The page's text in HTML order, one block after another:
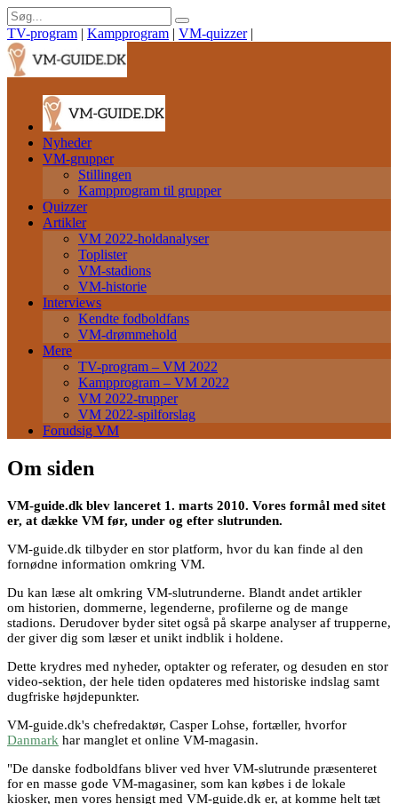
TV-program | Kampprogram | VM-quizzer |
Nyheder
VM-grupper
Stillingen
Kampprogram til grupper
Quizzer
Artikler
VM 2022-holdanalyser
Toplister
VM-stadions
VM-historie
Interviews
Kendte fodboldfans
VM-drømmehold
Mere
TV-program – VM 2022
Kampprogram – VM 2022
VM 2022-trupper
VM 2022-spilforslag
Forudsig VM
Om siden
VM-guide.dk blev lanceret 1. marts 2010. Vores formål med sitet
er, at dække VM før, under og efter slutrunden.
VM-guide.dk tilbyder en stor platform, hvor du kan finde al den
fornødne information omkring VM.
Du kan læse alt omkring VM-slutrunderne. Blandt andet artikler
om historien, dommerne, legenderne, profilerne og de mange
stadions. Derudover byder sitet også på skarpe analyser af trupperne,
der giver dig som læser et unikt indblik i holdene.
Dette krydres med nyheder, optakter og referater, og desuden en stor
video-sektion, der hele tiden opdateres med historiske indslag samt
dugfriske højdepunkter.
VM-guide.dk's chefredaktør, Casper Lohse, fortæller, hvorfor
Danmark har manglet et online VM-magasin.
"De danske fodboldfans bliver ved hver VM-slutrunde præsenteret
for en masse gode VM-magasiner, som kan købes i de lokale
kiosker, men vores hensigt med VM-guide.dk er, at komme helt tæt